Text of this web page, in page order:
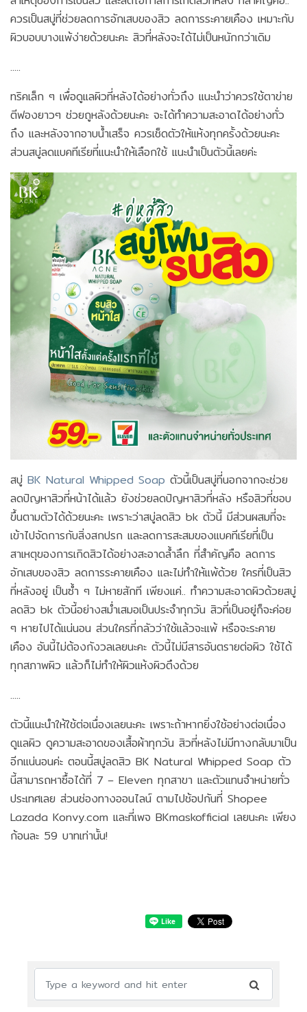
ควรเป็นสบู่ที่ช่วยลดการอักเสบของสิว ลดการระคายเคือง เหมาะกับ
ผิวบอบบางแพ้ง่ายด้วยนะคะ สิวที่หลังจะได้ไม่เป็นหนักกว่าเดิม
.....
ทริคเล็ก ๆ เพื่อดูแลผิวที่หลังได้อย่างทั่วถึง แนะนำว่าควรใช้ตาข่าย
ตีฟองยาวๆ ช่วยถูหลังด้วยนะคะ จะได้ทำความสะอาดได้อย่างทั่ว
ถึง และหลังจากอาบน้ำเสร็จ ควรเช็ดตัวให้แห้งทุกครั้งด้วยนะคะ
ส่วนสบู่ลดแบคทีเรียที่แนะนำให้เลือกใช้ แนะนำเป็นตัวนี้เลยค่ะ
สบู่ BK Natural Whipped Soap ตัวนี้เป็นสบู่ที่นอกจากจะช่วย
ลดปัญหาสิวที่หน้าได้แล้ว ยังช่วยลดปัญหาสิวที่หลัง หรือสิวที่ชอบ
ขึ้นตามตัวได้ด้วยนะคะ เพราะว่าสบู่ลดสิว bk ตัวนี้ มีส่วนผสมที่จะ
เข้าไปจัดการกับสิ่งสกปรก และลดการสะสมของแบคทีเรียที่เป็น
สาเหตุของการเกิดสิวได้อย่างสะอาดล้ำลึก ที่สำคัญคือ ลดการ
อักเสบของสิว ลดการระคายเคือง และไม่ทำให้แพ้ด้วย ใครที่เป็นสิว
ที่หลังอยู่ เป็นซ้ำ ๆ ไม่หายสักที เพียงแค่.. ทำความสะอาดผิวด้วยสบู่
ลดสิว bk ตัวนี้อย่างสม่ำเสมอเป็นประจำทุกวัน สิวที่เป็นอยู่ก็จะค่อย
ๆ หายไปได้แน่นอน ส่วนใครที่กลัวว่าใช้แล้วจะแพ้ หรือจะระคาย
เคือง อันนี้ไม่ต้องกังวลเลยนะคะ ตัวนี้ไม่มีสารอันตรายต่อผิว ใช้ได้
ทุกสภาพผิว แล้วก็ไม่ทำให้ผิวแห้งผิวตึงด้วย
.....
ตัวนี้แนะนำให้ใช้ต่อเนื่องเลยนะคะ เพราะถ้าหากยิ่งใช้อย่างต่อเนื่อง
ดูแลผิว ดูความสะอาดของเสื้อผ้าทุกวัน สิวที่หลังไม่มีทางกลับมาเป็น
อีกแน่นอนค่ะ ตอนนี้สบู่ลดสิว BK Natural Whipped Soap ตัว
นี้สามารถหาซื้อได้ที่ 7 – Eleven ทุกสาขา และตัวแทนจำหน่ายทั่ว
ประเทศเลย ส่วนช่องทางออนไลน์ ตามไปช้อปกันที่ Shopee
Lazada Konvy.com และที่เพจ BKmaskofficial เลยนะคะ เพียง
ก้อนละ 59 บาทเท่านั้น!